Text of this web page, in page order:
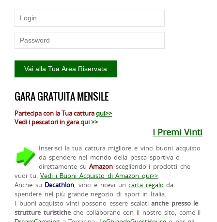
GARA GRATUITA MENSILE
Partecipa con la Tua catturaqui>>
Vedi i pescatori in garaqui >>
I Premi Vinti
Inserisci la tua cattura migliore e vinci buoni acquisto
da spendere nel mondo della pesca sportiva o
direttamente suAmazon scegliendo i prodotti che
vuoi tu.Vedi i Buoni Acquisto di Amazon qui>>.
Anche su Decathlon, vinci e ricevi uncarta regalo da
spendere nel più grande negozio di sport in Italia.
I buoni acquisto vinti possono essere scalatianche presso le
strutture turisticheche collaborano con il nostro sito, come il